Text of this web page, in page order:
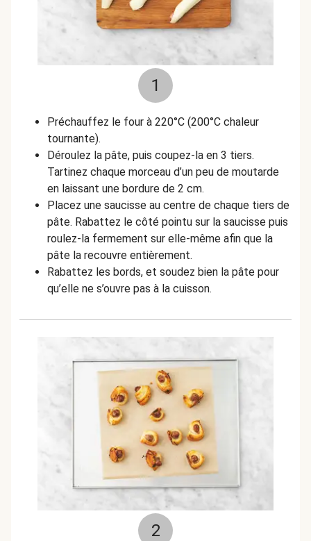
1
Préchauffez le four à 220°C (200°C chaleur
tournante).
Déroulez la pâte, puis coupez-la en 3 tiers.
Tartinez chaque morceau d’un peu de moutarde
en laissant une bordure de 2 cm.
Placez une saucisse au centre de chaque tiers de
pâte. Rabattez le côté pointu sur la saucisse puis
roulez-la fermement sur elle-même afin que la
pâte la recouvre entièrement.
Rabattez les bords, et soudez bien la pâte pour
qu’elle ne s’ouvre pas à la cuisson.
2